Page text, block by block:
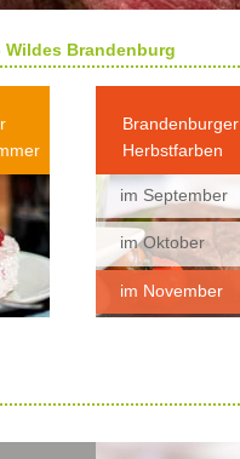
Brandenburg
Brandenburger
Herbstfarben
im September
im Oktober
im November